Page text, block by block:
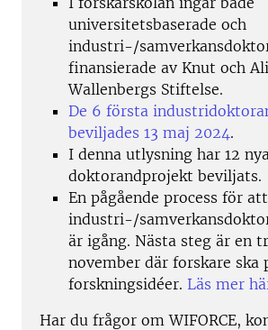
universitetsbaserade och
industri-/
finansierade av Knut och
Wallenbergs Stiftelse.
De 6 första
beviljades 13 maj 2024.
I denna utlysning har 12 nya
doktorandprojekt beviljats.
En pågående process för
industri-/
är igång. Nästa steg är en
november där forskare ska
forskningsidéer. Läs mer
Har du frågor om WIFORCE,